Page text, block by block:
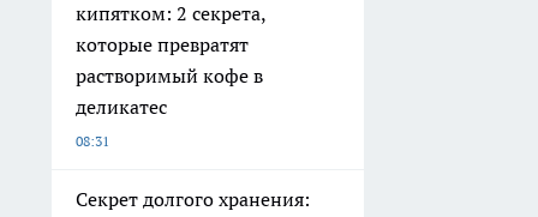
кипятком: 2 секрета,
которые превратят
растворимый кофе в
деликатес
08:31
Секрет долгого хранения: